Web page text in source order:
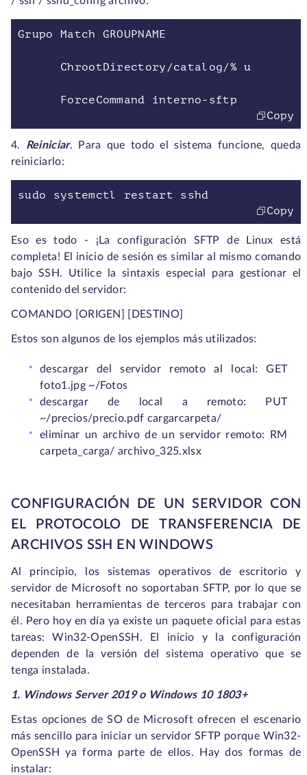
Grupo Match GROUPNAME
ChrootDirectory/catalog/% u
ForceCommand interno-sftp
Copy
4. Reiniciar. Para que todo el sistema funcione, queda
reiniciarlo:
sudo systemctl restart sshd
Copy
Eso es todo - ¡La configuración SFTP de Linux está
completa! El inicio de sesión es similar al mismo comando
bajo SSH. Utilice la sintaxis especial para gestionar el
contenido del servidor:
COMANDO [ORIGEN] [DESTINO]
Estos son algunos de los ejemplos más utilizados:
descargar del servidor remoto al local: GET
foto1.jpg ~/Fotos
descargar de local a remoto: PUT
~/precios/precio.pdf cargarcarpeta/
eliminar un archivo de un servidor remoto: RM
carpeta_carga/ archivo_325.xlsx
CONFIGURACIÓN DE UN SERVIDOR CON
EL PROTOCOLO DE TRANSFERENCIA DE
ARCHIVOS SSH EN WINDOWS
Al principio, los sistemas operativos de escritorio y
servidor de Microsoft no soportaban SFTP, por lo que se
necesitaban herramientas de terceros para trabajar con
él. Pero hoy en día ya existe un paquete oficial para estas
tareas: Win32-OpenSSH. El inicio y la configuración
dependen de la versión del sistema operativo que se
tenga instalada.
1. Windows Server 2019 o Windows 10 1803+
Estas opciones de SO de Microsoft ofrecen el escenario
más sencillo para iniciar un servidor SFTP porque Win32-
OpenSSH ya forma parte de ellos. Hay dos formas de
instalar: